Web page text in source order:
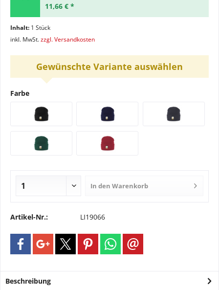
11,66 € *
Inhalt: 1 Stück
inkl. MwSt.zzgl. Versandkosten
Gewünschte Variante auswählen
Farbe
In den Warenkorb
Artikel-Nr.: LI19066
Beschreibung